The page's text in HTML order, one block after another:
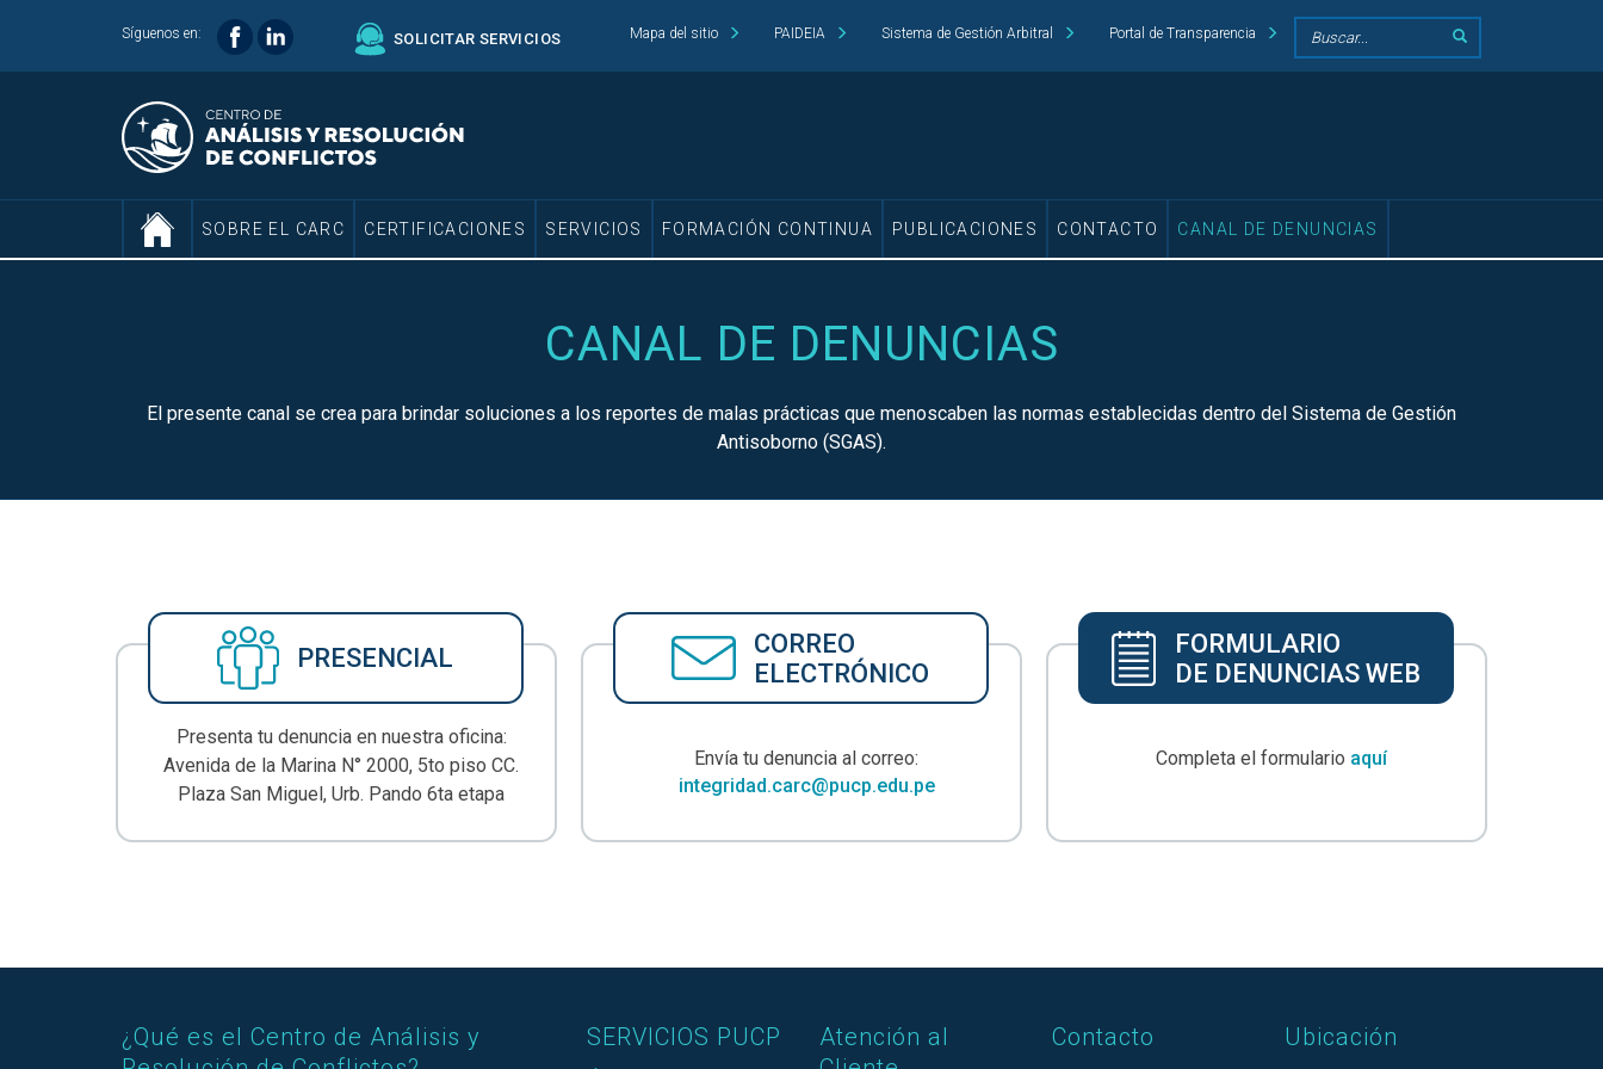
Síguenos en: SOLICITAR SERVICIOS Mapa del sitio PAIDEIA Sistema de Gestión Arbitral Portal de Transparencia
SOBRE EL CARC CERTIFICACIONES SERVICIOS FORMACIÓN CONTINUA PUBLICACIONES CONTACTO CANAL DE DENUNCIAS
CANAL DE DENUNCIAS
El presente canal se crea para brindar soluciones a los reportes de malas prácticas que menoscaben las normas establecidas dentro del Sistema de Gestión
Antisoborno (SGAS).
PRESENCIAL
Presenta tu denuncia en nuestra oficina:
Avenida de la Marina N° 2000, 5to piso CC.
Plaza San Miguel, Urb. Pando 6ta etapa
CORREO
ELECTRÓNICO
Envía tu denuncia al correo:
integridad.carc@pucp.edu.pe
FORMULARIO
DE DENUNCIAS WEB
Completa el formulario aquí
¿Qué es el Centro de Análisis y
SERVICIOS PUCP
Atención al
Contacto Ubicación